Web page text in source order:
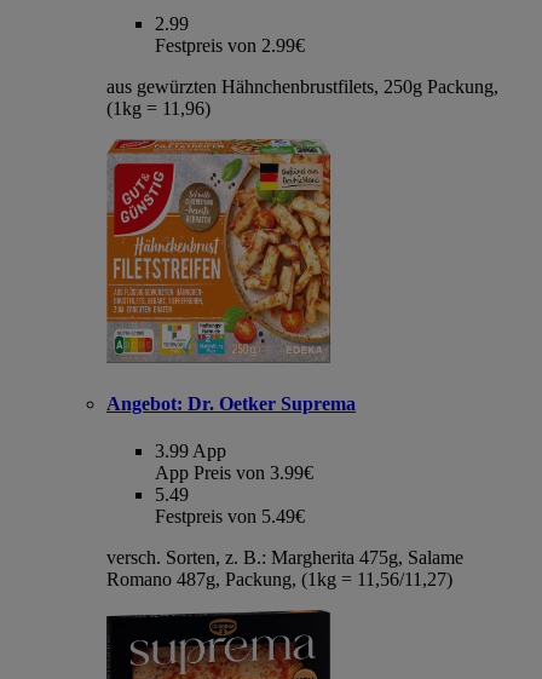
2.99
Festpreis von 2.99€
aus gewürzten Hähnchenbrustfilets, 250g Packung,
(1kg = 11,96)
Angebot: Dr. Oetker Suprema
3.99 App
App Preis von 3.99€
5.49
Festpreis von 5.49€
versch. Sorten, z. B.: Margherita 475g, Salame
Romano 487g, Packung, (1kg = 11,56/11,27)